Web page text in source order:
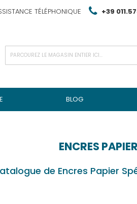
TÉLÉPHONIQUE +39
BLOG
ENCRES
de Encres Papier